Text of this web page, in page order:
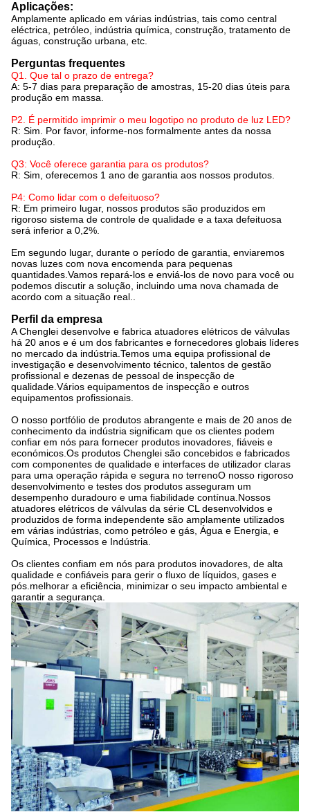
Aplicações:
Amplamente aplicado em várias indústrias, tais como central
eléctrica, petróleo, indústria química, construção, tratamento de
águas, construção urbana, etc.
Perguntas frequentes
Q1. Que tal o prazo de entrega?
A: 5-7 dias para preparação de amostras, 15-20 dias úteis para
produção em massa.
P2. É permitido imprimir o meu logotipo no produto de luz LED?
R: Sim. Por favor, informe-nos formalmente antes da nossa
produção.
Q3: Você oferece garantia para os produtos?
R: Sim, oferecemos 1 ano de garantia aos nossos produtos.
P4: Como lidar com o defeituoso?
R: Em primeiro lugar, nossos produtos são produzidos em
rigoroso sistema de controle de qualidade e a taxa defeituosa
será inferior a 0,2%.
Em segundo lugar, durante o período de garantia, enviaremos
novas luzes com nova encomenda para pequenas
quantidades.Vamos repará-los e enviá-los de novo para você ou
podemos discutir a solução, incluindo uma nova chamada de
acordo com a situação real..
Perfil da empresa
A Chenglei desenvolve e fabrica atuadores elétricos de válvulas
há 20 anos e é um dos fabricantes e fornecedores globais líderes
no mercado da indústria.Temos uma equipa profissional de
investigação e desenvolvimento técnico, talentos de gestão
profissional e dezenas de pessoal de inspecção de
qualidade.Vários equipamentos de inspecção e outros
equipamentos profissionais.
O nosso portfólio de produtos abrangente e mais de 20 anos de
conhecimento da indústria significam que os clientes podem
confiar em nós para fornecer produtos inovadores, fiáveis e
económicos.Os produtos Chenglei são concebidos e fabricados
com componentes de qualidade e interfaces de utilizador claras
para uma operação rápida e segura no terrenoO nosso rigoroso
desenvolvimento e testes dos produtos asseguram um
desempenho duradouro e uma fiabilidade contínua.Nossos
atuadores elétricos de válvulas da série CL desenvolvidos e
produzidos de forma independente são amplamente utilizados
em várias indústrias, como petróleo e gás, Água e Energia, e
Química, Processos e Indústria.
Os clientes confiam em nós para produtos inovadores, de alta
qualidade e confiáveis para gerir o fluxo de líquidos, gases e
pós.melhorar a eficiência, minimizar o seu impacto ambiental e
garantir a segurança.